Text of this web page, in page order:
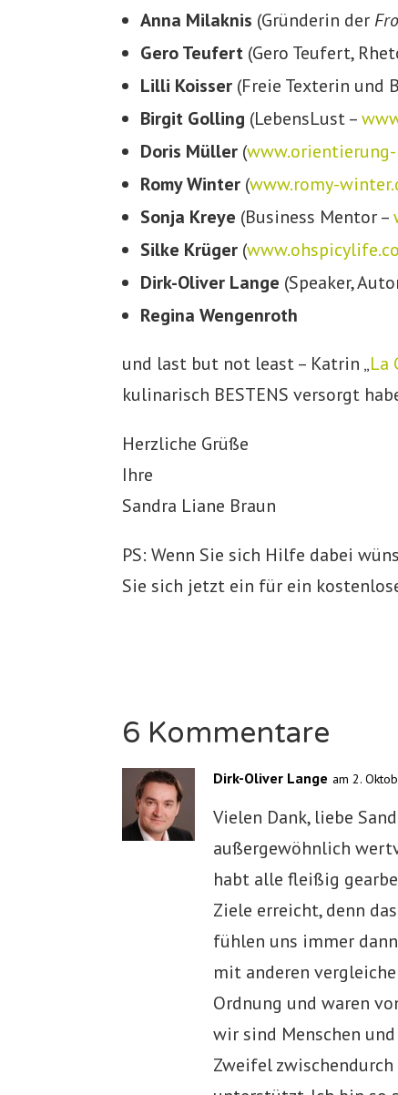
Anna Milaknis (Gründerin der
Gero Teufert (Gero Teufert,
Lilli Koisser (Freie Texterin und
Birgit Golling (LebensLust –
Doris Müller (
Romy Winter (www.romy-
Sonja Kreye (Business Mentor –
Silke Krüger (
Dirk-Oliver Lange (Speaker,
Regina Wengenroth
und last but not least – Katrin „La
kulinarisch BESTENS versorgt
Herzliche Grüße
Ihre
Sandra Liane Braun
PS: Wenn Sie sich Hilfe dabei
Sie sich jetzt ein für ein
6 Kommentare
Dirk-Oliver Lange am 2.
Vielen Dank, liebe
außergewöhnlich
habt alle fleißig
Ziele erreicht, denn
fühlen uns immer
mit anderen
Ordnung und waren
wir sind Menschen
Zweifel